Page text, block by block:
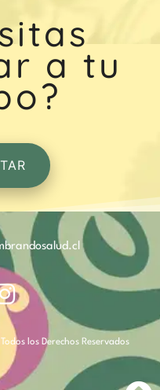
a tu
los Derechos Reservados